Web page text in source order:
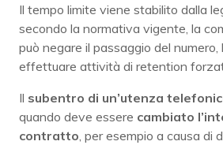
Il tempo limite viene stabilito dalla
secondo la normativa vigente, la
può negare il passaggio del
effettuare attività di retention
Il subentro di un’utenza
quando deve essere cambiato
contratto , per esempio a causa di